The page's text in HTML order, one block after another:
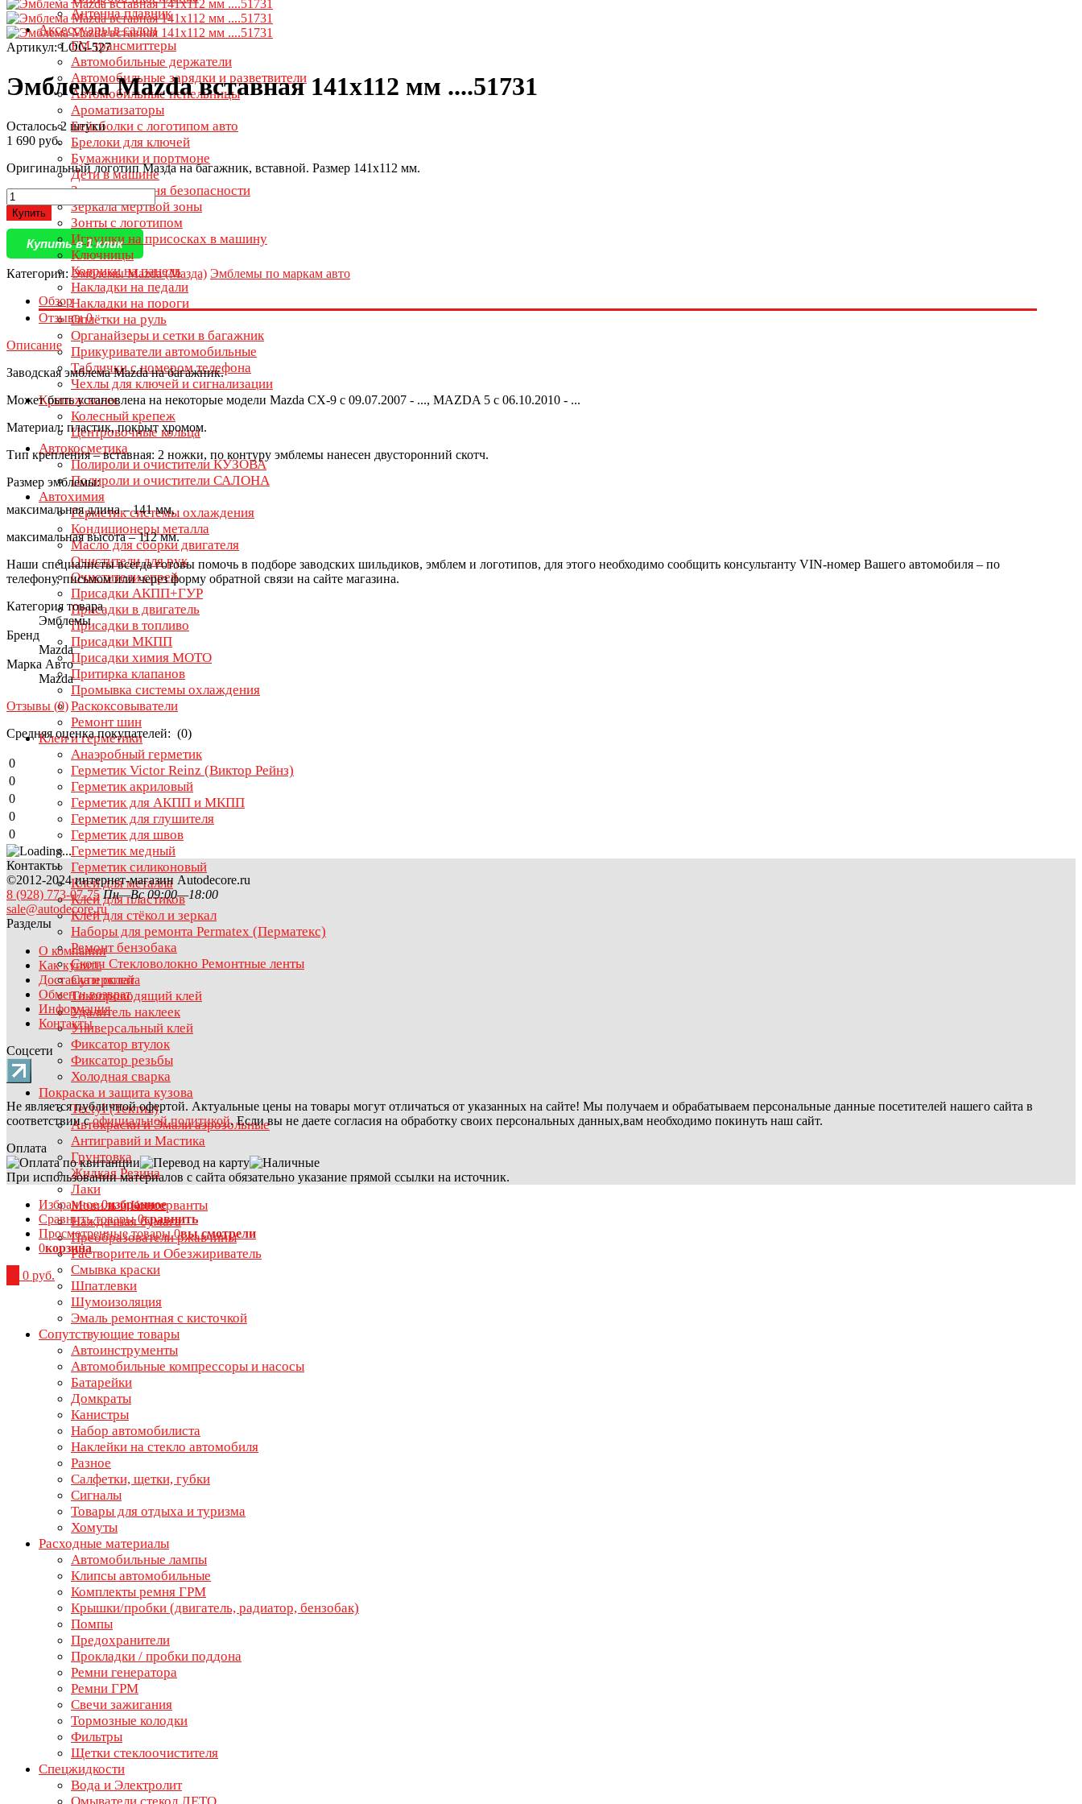
Антенна плавник
Аксессуары в салон
FM трансмиттеры
Автомобильные держатели
Автомобильные зарядки и разветвители
Автомобильные пепельницы
Ароматизаторы
Бейсболки с логотипом авто
Брелоки для ключей
Бумажники и портмоне
Дети в машине
Заглушки ремня безопасности
Зеркала мертвой зоны
Зонты с логотипом
Игрушки на присосках в машину
Ключницы
Коврики на панель
Накладки на педали
Накладки на пороги
Оплётки на руль
Органайзеры и сетки в багажник
Прикуриватели автомобильные
Таблички с номером телефона
Чехлы для ключей и сигнализации
Крепеж колес
Колесный крепеж
Центровочные кольца
Автокосметика
Полироли и очистители КУЗОВА
Полироли и очистители САЛОНА
Автохимия
Герметик системы охлаждения
Кондиционеры металла
Масло для сборки двигателя
Очистители для рук
Очистители спрей
Присадки АКПП+ГУР
Присадки в двигатель
Присадки в топливо
Присадки МКПП
Присадки химия МОТО
Притирка клапанов
Промывка системы охлаждения
Раскоксовыватели
Ремонт шин
Клеи и герметики
Анаэробный герметик
Герметик Victor Reinz (Виктор Рейнз)
Герметик акриловый
Герметик для АКПП и МКПП
Герметик для глушителя
Герметик для швов
Герметик медный
Герметик силиконовый
Клей для металла
Клей для пластиков
Клей для стёкол и зеркал
Наборы для ремонта Permatex (Перматекс)
Ремонт бензобака
Скотч Стекловолокно Ремонтные ленты
Суперклей
Токопроводящий клей
Удалитель наклеек
Универсальный клей
Фиксатор втулок
Фиксатор резьбы
Холодная сварка
Покраска и защита кузова
Tectyl (Тектил)
Автокраски и Эмали аэрозольные
Антигравий и Мастика
Грунтовка
Жидкая Резина
Лаки
Мовиль и Консерванты
Наждачная бумага
Преобразователи ржавчины
Растворитель и Обезжириватель
Смывка краски
Шпатлевки
Шумоизоляция
Эмаль ремонтная с кисточкой
Сопутствующие товары
Автоинструменты
Автомобильные компрессоры и насосы
Батарейки
Домкраты
Канистры
Набор автомобилиста
Наклейки на стекло автомобиля
Разное
Салфетки, щетки, губки
Сигналы
Товары для отдыха и туризма
Хомуты
Расходные материалы
Автомобильные лампы
Клипсы автомобильные
Комплекты ремня ГРМ
Крышки/пробки (двигатель, радиатор, бензобак)
Помпы
Предохранители
Прокладки / пробки поддона
Ремни генератора
Ремни ГРМ
Свечи зажигания
Тормозные колодки
Фильтры
Щетки стеклоочистителя
Спецжидкости
Вода и Электролит
Артикул: LOG-527
Эмблема Mazda вставная 141х112 мм ....51731
Осталось 2 штуки
1 690 руб.
Оригинальный логотип Мазда на багажник, вставной. Размер 141х112 мм.
Купить
Купить в 1 клик
Категории:Эмблемы Mazda (Мазда) Эмблемы по маркам авто
Обзор
Отзывы0
Описание
Заводская эмблема Mazda на багажник.
Может быть установлена на некоторые модели Mazda CX-9 с 09.07.2007 - ..., MAZDA 5 с 06.10.2010 - ...
Материал: пластик, покрыт хромом.
Тип крепления – вставная: 2 ножки, по контуру эмблемы нанесен двусторонний скотч.
Размер эмблемы:
максимальная длина – 141 мм,
максимальная высота – 112 мм.
Наши специалисты всегда готовы помочь в подборе заводских шильдиков, эмблем и логотипов, для этого необходимо сообщить консультанту VIN-номер Вашего автомобиля – по
телефону, письмом или через форму обратной связи на сайте магазина.
Категория товара
Эмблемы
Бренд
Mazda
Марка Авто
Mazda
Отзывы (0)
Средняя оценка покупателей: (0)
0
0
0
0
0
Контакты
©2012-2024 интернет-магазин Autodecore.ru
8 (928) 773-07-75 Пн—Вс 09:00—18:00
sale@autodecore.ru
Разделы
О компании
Как купить
Доставка и оплата
Обмен и возврат
Информация
Контакты
Соцсети
Не является публичной офертой. Актуальные цены на товары могут отличаться от указанных на сайте! Мы получаем и обрабатываем персональные данные посетителей нашего сайта в
соответствии софициальной политикой. Если вы не даете согласия на обработку своих персональных данных,вам необходимо покинуть наш сайт.
Оплата
При использовании материалов с сайта обязательно указание прямой ссылки на источник.
Избранное 0избранное
Сравнить товары 0сравнить
Просмотренные товары 0вы смотрели
0корзина
0 руб.